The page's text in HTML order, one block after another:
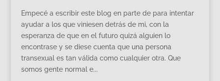
Empecé a escribir este blog en parte de para intentar
ayudar a los que viniesen detrás de mi, con la
esperanza de que en el futuro quizá alguien lo
encontrase y se diese cuenta que una persona
transexual es tan válida como cualquier otra. Que
somos gente normal e...